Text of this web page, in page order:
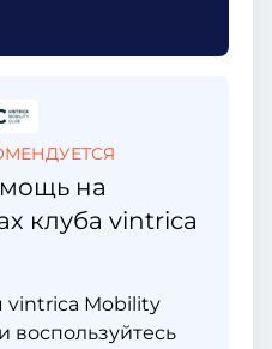
на
клуба vintrica
vintrica Mobility
воспользуйтесь